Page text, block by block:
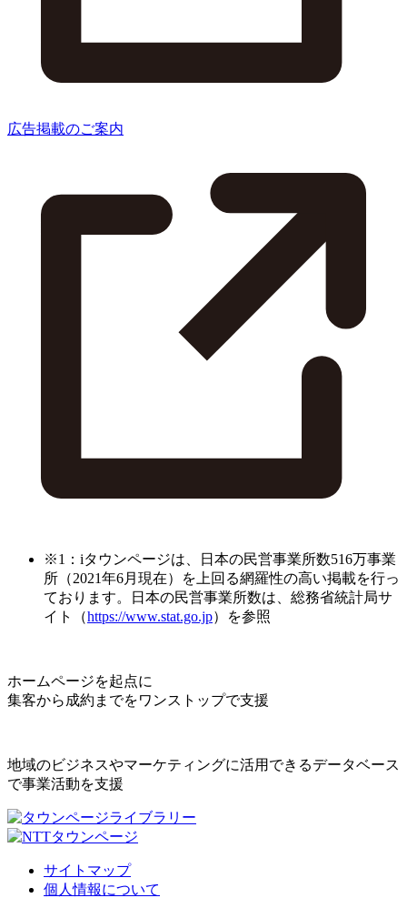
広告掲載のご案内
※1：iタウンページは、日本の民営事業所数516万事業
所（2021年6月現在）を上回る網羅性の高い掲載を行っ
ております。日本の民営事業所数は、総務省統計局サ
イト（https://www.stat.go.jp）を参照
ホームページを起点に
集客から成約までをワンストップで支援
地域のビジネスやマーケティングに活用できるデータベース
で事業活動を支援
サイトマップ
個人情報について